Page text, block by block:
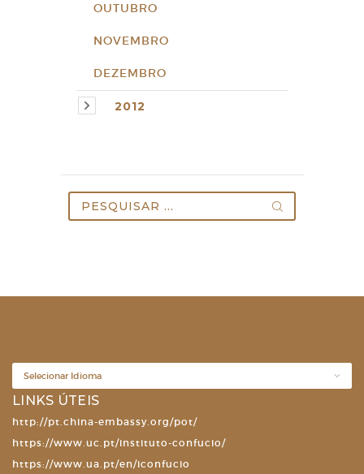
OUTUBRO
NOVEMBRO
DEZEMBRO
2012
por:
LINKS ÚTEIS
http://pt.china-embassy.org/pot/
https://www.uc.pt/instituto-confucio/
https://www.ua.pt/en/iconfucio